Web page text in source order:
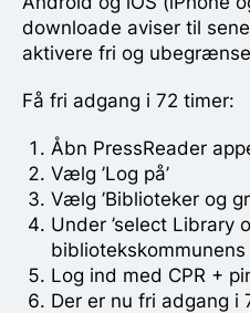
downloade aviser til
aktivere fri og
Få fri adgang i 72 timer:
Åbn PressReader
Vælg ’Log på’
Vælg ’Biblioteker og
Under ’select Library
bibliotekskommunens
Log ind med CPR +
Der er nu fri adgang i